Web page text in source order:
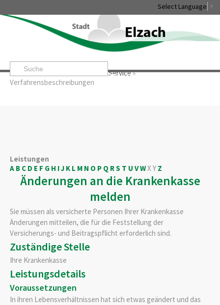
Select Language
Startseite» »Service»
Verfahrensbeschreibungen
Leben & Erleben Rathaus & Service
Leistungen
A B C D E F G H IJ K L M N O P Q RS T U VWXY Z
Änderungen an die Krankenkasse
melden
Sie müssen als versicherte Personen Ihrer Krankenkasse
Änderungen mitteilen, die für die Feststellung der
Versicherungs- und Beitragspflicht erforderlich sind.
Zuständige Stelle
Ihre Krankenkasse
Leistungsdetails
Voraussetzungen
In ihren Lebensverhältnissen hat sich etwas geändert und das